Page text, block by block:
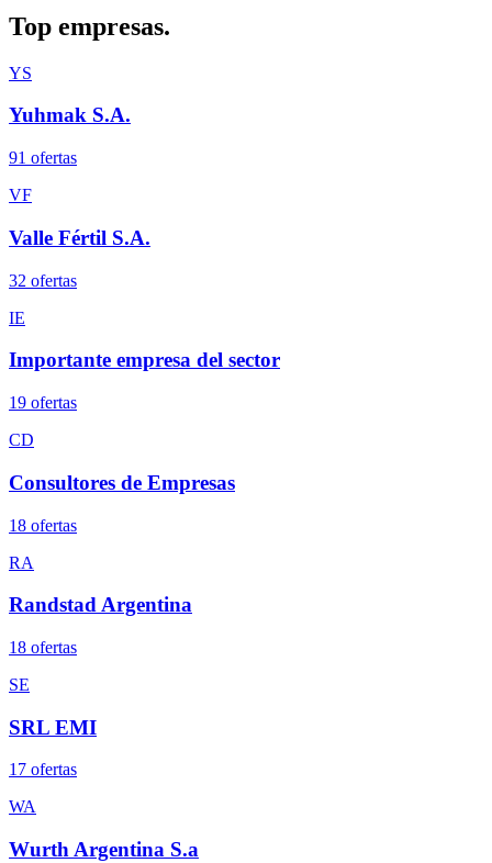
Top empresas.
YS
Yuhmak S.A.
91 ofertas
VF
Valle Fértil S.A.
32 ofertas
IE
Importante empresa del sector
19 ofertas
CD
Consultores de Empresas
18 ofertas
RA
Randstad Argentina
18 ofertas
SE
SRL EMI
17 ofertas
WA
Wurth Argentina S.a